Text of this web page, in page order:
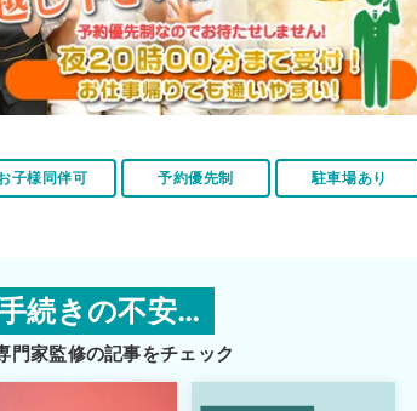
子様同伴可 予約優先制 駐車場あり
続きの不安…
門家監修の記事をチェック